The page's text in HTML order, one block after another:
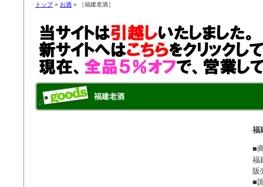
トップ» お酒 » ［福建老酒］
福建老酒
福
■
福
販
■